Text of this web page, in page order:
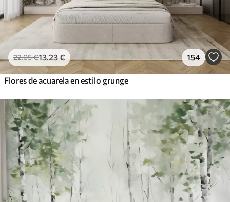
22.05€13 .23€ 154
Flores de acuarela en estilo grunge